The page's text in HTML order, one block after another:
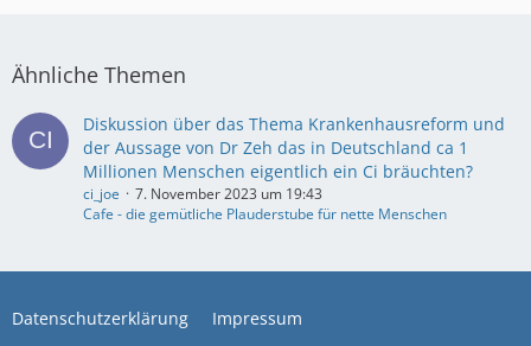
Ähnliche Themen
Diskussion über das Thema Krankenhausreform und
der Aussage von Dr Zeh das in Deutschland ca 1
Millionen Menschen eigentlich ein Ci bräuchten?
ci_joe
7. November 2023 um 19:43
Cafe - die gemütliche Plauderstube für nette Menschen
Datenschutzerklärung Impressum